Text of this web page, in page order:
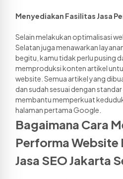
Menyediakan Fasilitas Jasa
Selain melakukan optimalisasi
Selatan juga menawarkan
begitu, kamu tidak perlu pusing
memproduksi konten artikel
website. Semua artikel yang
dan sudah sesuai dengan standar
membantu memperkuat
halaman pertama Google.
Bagaimana Cara
Performa Website
Jasa SEO Jakarta